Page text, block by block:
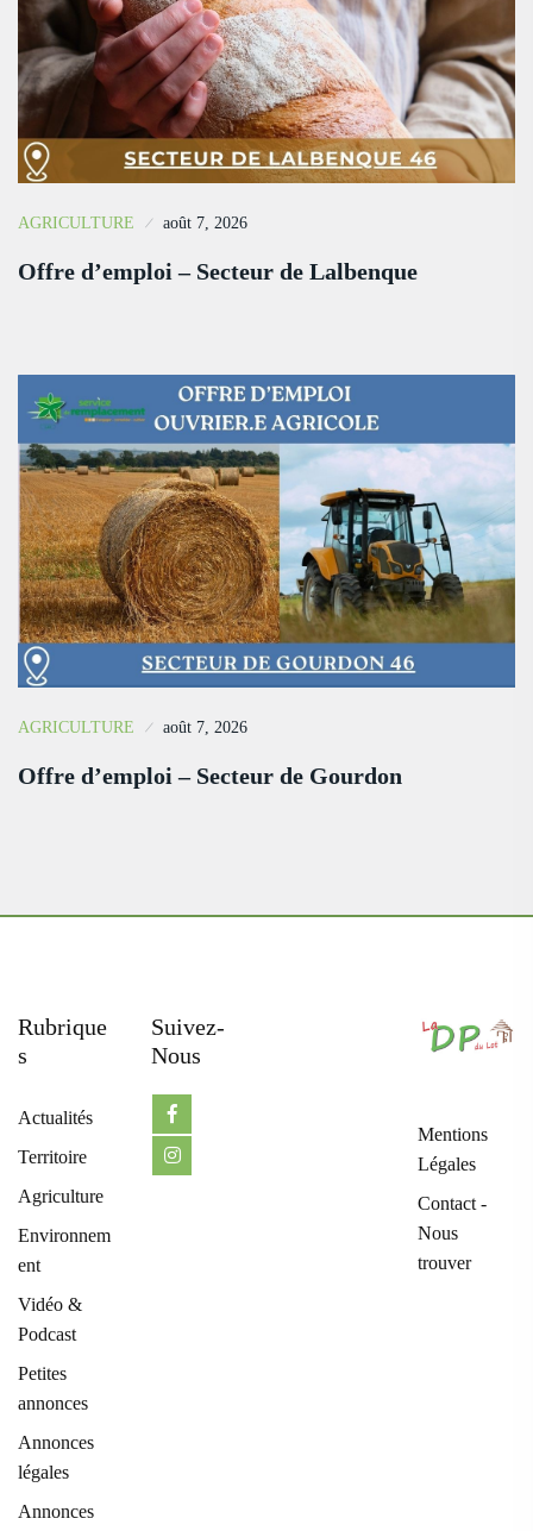
AGRICULTURE août 7, 2026
Offre d’emploi – Secteur de Lalbenque
AGRICULTURE août 7, 2026
Offre d’emploi – Secteur de Gourdon
Rubrique
S
Actualités
Territoire
Agriculture
Environnem
ent
Vidéo &
Podcast
Petites
annonces
Annonces
légales
Annonces
Suivez-
Nous
Mentions
Légales
Contact -
Nous
trouver